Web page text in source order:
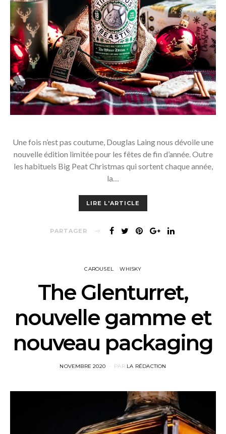
Une fois n’est pas coutume, Douglas Laing nous dévoile une
nouvelle édition limitée pour les fêtes de fin d’année. Outre
les habituels Big Peat Christmas qui sortent chaque année,
la…
LIRE L'ARTICLE
PARTAGER
CAROUSEL WHISKY
The Glenturret,
nouvelle gamme et
nouveau packaging
POSTED
NOVEMBRE 2020 PAR LA RÉDACTION